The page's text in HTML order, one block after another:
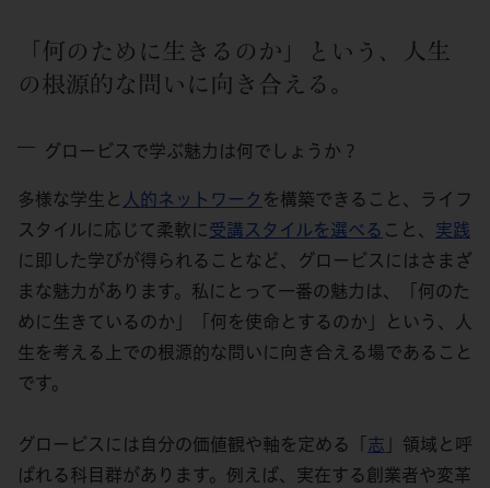
「何のために生きるのか」という、人生
の根源的な問いに向き合える。
グロービスで学ぶ魅力は何でしょうか？
多様な学生と 人的ネットワーク を構築できること、ライフ
スタイルに応じて柔軟に受講スタイルを選べる こと、 実践
に即した学びが得られることなど、グロービスにはさまざ
まな魅力があります。私にとって一番の魅力は、「何のた
めに生きているのか」「何を使命とするのか」という、人
生を考える上での根源的な問いに向き合える場であること
です。
グロービスには自分の価値観や軸を定める「 志 」領域と呼
ばれる科目群があります。例えば、実在する創業者や変革